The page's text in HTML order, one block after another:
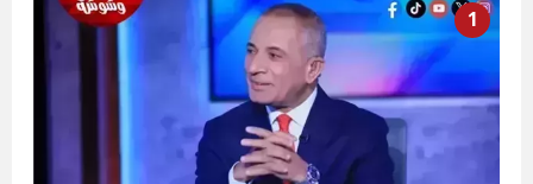
1